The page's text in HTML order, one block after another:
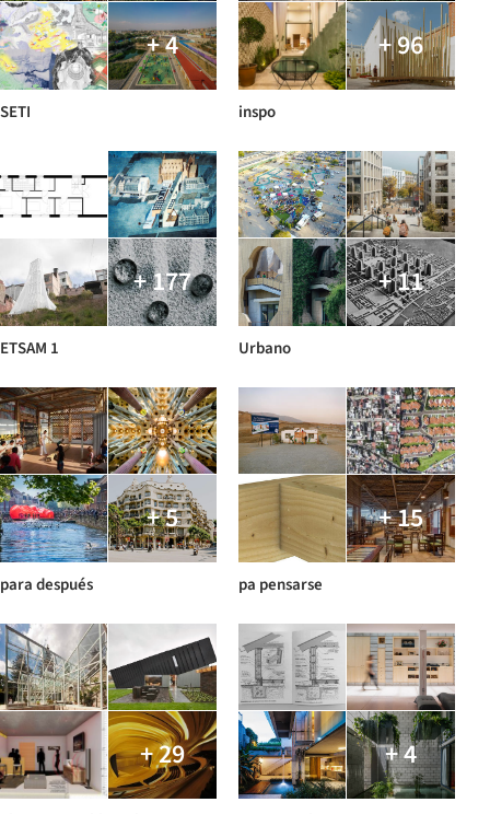
+ 4
SETI
+ 96
inspo
+ 177
ETSAM 1
+ 11
Urbano
+ 5
para después
+ 15
pa pensarse
+ 29 + 4